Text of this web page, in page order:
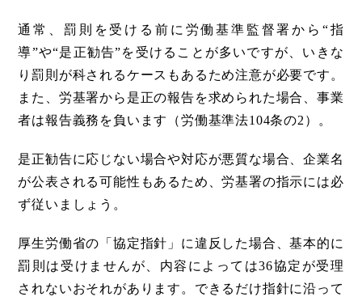
通常、罰則を受ける前に労働基準監督署から“指
導”や“是正勧告”を受けることが多いですが、いきな
り罰則が科されるケースもあるため注意が必要です。
また、労基署から是正の報告を求められた場合、事業
者は報告義務を負います（労働基準法104条の2）。
是正勧告に応じない場合や対応が悪質な場合、企業名
が公表される可能性もあるため、労基署の指示には必
ず従いましょう。
厚生労働省の「協定指針」に違反した場合、基本的に
罰則は受けませんが、内容によっては36協定が受理
されないおそれがあります。できるだけ指針に沿って